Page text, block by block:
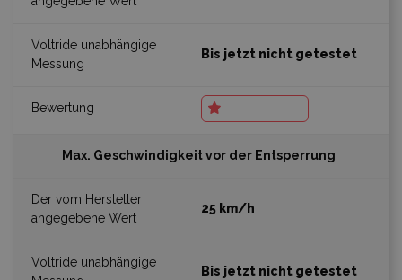
Bis jetzt nicht getestet
Max. Geschwindigkeit vor der Entsperrung
25 km/h
Bis jetzt nicht getestet